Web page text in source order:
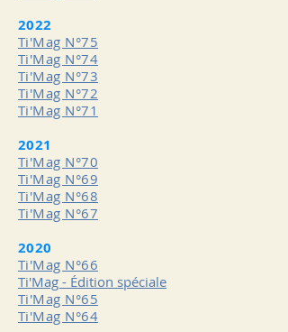
2022
Ti'Mag N°75
Ti'Mag N°74
Ti'Mag N°73
Ti'Mag N°72
Ti'Mag N°71
2021
Ti'Mag N°70
Ti'Mag N°69
Ti'Mag N°68
Ti'Mag N°67
2020
Ti'Mag N°66
Ti'Mag - Édition spéciale
Ti'Mag N°65
Ti'Mag N°64